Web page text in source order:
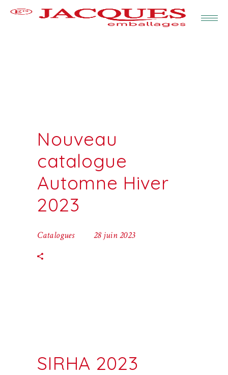
Nouveau
catalogue
Automne Hiver
2023
Catalogues 28 juin 2023
SIRHA 2023